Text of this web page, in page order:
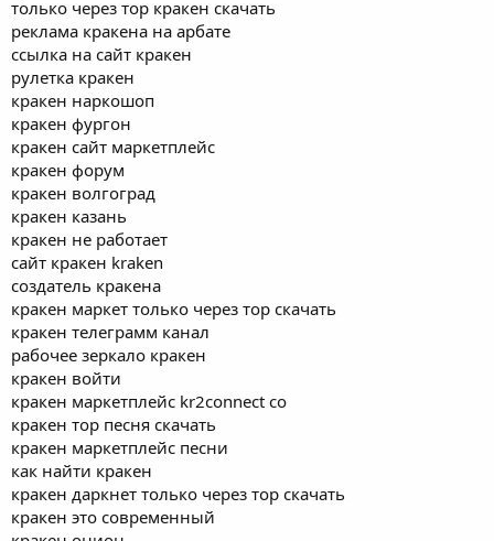
только через тор кракен скачать
реклама кракена на арбате
ссылка на сайт кракен
рулетка кракен
кракен наркошоп
кракен фургон
кракен сайт маркетплейс
кракен форум
кракен волгоград
кракен казань
кракен не работает
сайт кракен kraken
создатель кракена
кракен маркет только через тор скачать
кракен телеграмм канал
рабочее зеркало кракен
кракен войти
кракен маркетплейс kr2connect co
кракен тор песня скачать
кракен маркетплейс песни
как найти кракен
кракен даркнет только через тор скачать
кракен это современный